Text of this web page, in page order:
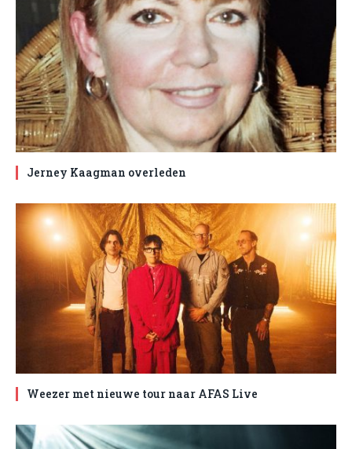
Jerney Kaagman overleden
Weezer met nieuwe tour naar AFAS Live